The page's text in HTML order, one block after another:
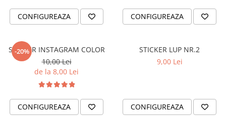
STICKERE PRAGURI
STICKERE UTILAJE AGRICOLE
VANATOARE - PESCUIT
CONFIGUREAZA CONFIGUREAZA
-20%
STICKER INSTAGRAM COLOR
10,00 Lei
de la 8,00 Lei
CONFIGUREAZA
STICKER LUP NR.2
9,00 Lei
CONFIGUREAZA